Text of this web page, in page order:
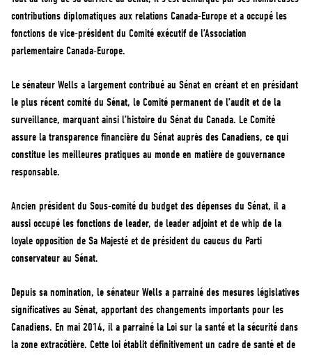
contributions diplomatiques aux relations Canada-Europe et a occupé les
fonctions de vice-président du Comité exécutif de l’Association
parlementaire Canada-Europe.
Le sénateur Wells a largement contribué au Sénat en créant et en présidant
le plus récent comité du Sénat, le Comité permanent de l’audit et de la
surveillance, marquant ainsi l’histoire du Sénat du Canada. Le Comité
assure la transparence financière du Sénat auprès des Canadiens, ce qui
constitue les meilleures pratiques au monde en matière de gouvernance
responsable.
Ancien président du Sous-comité du budget des dépenses du Sénat, il a
aussi occupé les fonctions de leader, de leader adjoint et de whip de la
loyale opposition de Sa Majesté et de président du caucus du Parti
conservateur au Sénat.
Depuis sa nomination, le sénateur Wells a parrainé des mesures législatives
significatives au Sénat, apportant des changements importants pour les
Canadiens. En mai 2014, il a parrainé la Loi sur la santé et la sécurité dans
la zone extracôtière. Cette loi établit définitivement un cadre de santé et de